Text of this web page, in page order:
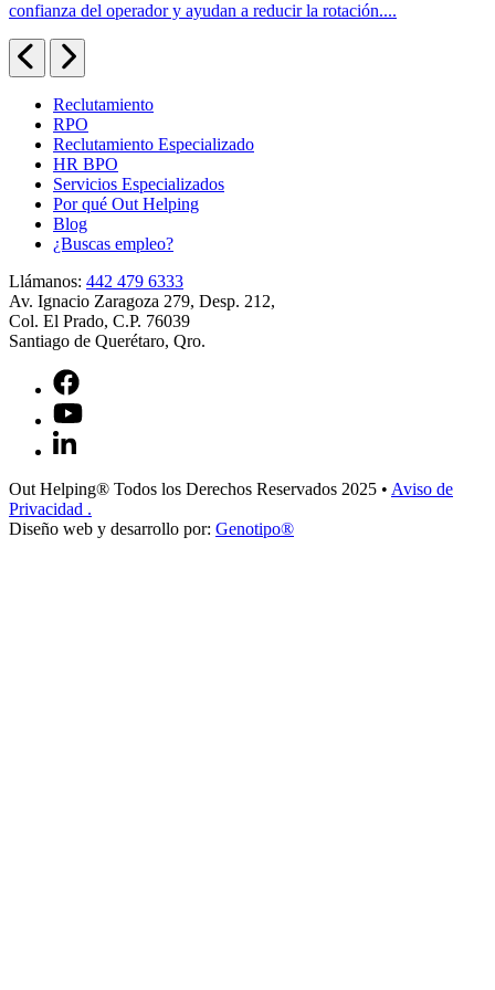
confianza del operador y ayudan a reducir la rotación....
Reclutamiento
RPO
Reclutamiento Especializado
HR BPO
Servicios Especializados
Por qué Out Helping
Blog
¿Buscas empleo?
Llámanos: 442 479 6333
Av. Ignacio Zaragoza 279, Desp. 212,
Col. El Prado, C.P. 76039
Santiago de Querétaro, Qro.
Out Helping® Todos los Derechos Reservados 2025 • Aviso de
Privacidad .
Diseño web y desarrollo por: Genotipo®